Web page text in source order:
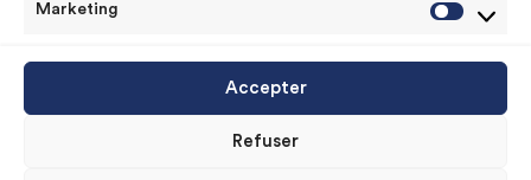
Marketing
Accepter
Refuser
© Copyrights 2020 © theolaur peintures
Mentions légales|CGU|Politique de cookie (UE)|
Politique de données personnelles.